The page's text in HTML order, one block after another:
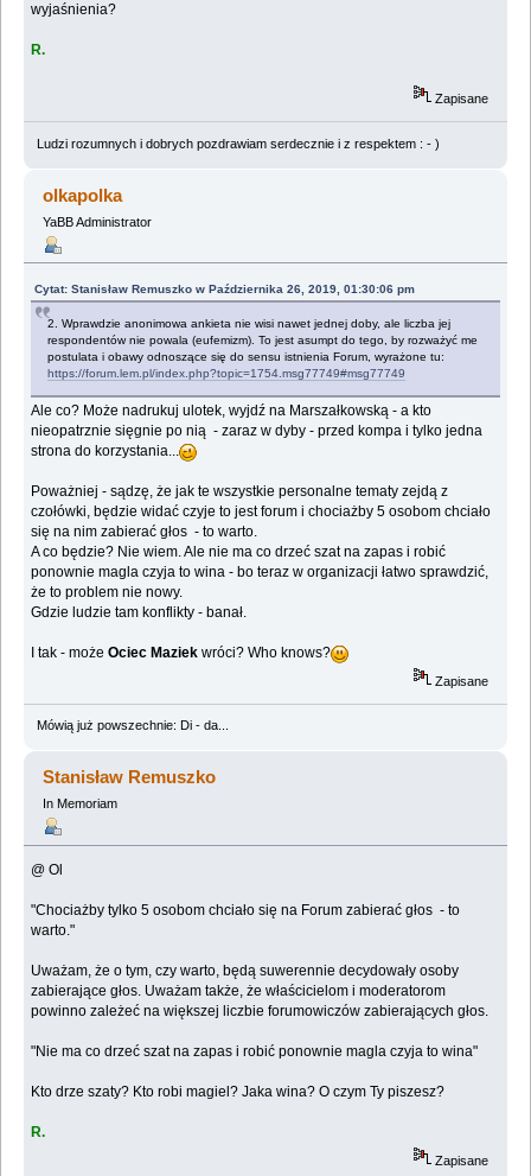
wyjaśnienia?
R.
Zapisane
Ludzi rozumnych i dobrych pozdrawiam serdecznie i z respektem : - )
olkapolka
YaBB Administrator
Cytat: Stanisław Remuszko w Października 26, 2019, 01:30:06 pm
2. Wprawdzie anonimowa ankieta nie wisi nawet jednej doby, ale liczba jej
respondentów nie powala (eufemizm). To jest asumpt do tego, by rozważyć me
postulata i obawy odnoszące się do sensu istnienia Forum, wyrażone tu:
https://forum.lem.pl/index.php?topic=1754.msg77749#msg77749
Ale co? Może nadrukuj ulotek, wyjdź na Marszałkowską - a kto
nieopatrznie sięgnie po nią - zaraz w dyby - przed kompa i tylko jedna
strona do korzystania...
Poważniej - sądzę, że jak te wszystkie personalne tematy zejdą z
czołówki, będzie widać czyje to jest forum i chociażby 5 osobom chciało
się na nim zabierać głos - to warto.
A co będzie? Nie wiem. Ale nie ma co drzeć szat na zapas i robić
ponownie magla czyja to wina - bo teraz w organizacji łatwo sprawdzić,
że to problem nie nowy.
Gdzie ludzie tam konflikty - banał.
I tak - może Ociec Maziek wróci? Who knows?
Zapisane
Mówią już powszechnie: Di - da...
Stanisław Remuszko
In Memoriam
@ Ol
"Chociażby tylko 5 osobom chciało się na Forum zabierać głos - to
warto."
Uważam, że o tym, czy warto, będą suwerennie decydowały osoby
zabierające głos. Uważam także, że właścicielom i moderatorom
powinno zależeć na większej liczbie forumowiczów zabierających głos.
"Nie ma co drzeć szat na zapas i robić ponownie magla czyja to wina"
Kto drze szaty? Kto robi magiel? Jaka wina? O czym Ty piszesz?
R.
Zapisane